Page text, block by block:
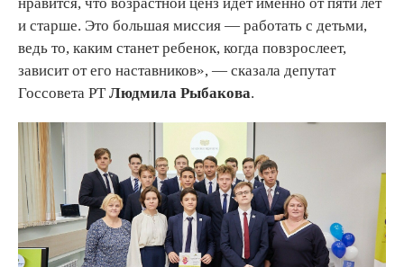
и старше. Это большая миссия — работать с детьми,
ведь то, каким станет ребенок, когда повзрослеет,
зависит от его наставников», — сказала депутат
Госсовета РТ Людмила Рыбакова.